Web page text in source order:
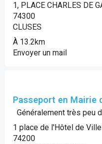
1, PLACE CHARLES DE
74300
CLUSES
À 13.2km
Envoyer un mail
Passeport en Mairie
Généralement très peu
1 place de l'Hôtel de Ville
74200